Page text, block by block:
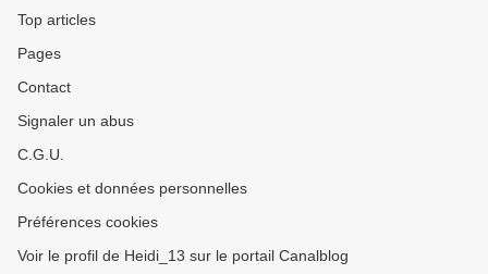
Top articles
Pages
Contact
Signaler un abus
C.G.U.
Cookies et données personnelles
Préférences cookies
Voir le profil de Heidi_13 sur le portail Canalblog